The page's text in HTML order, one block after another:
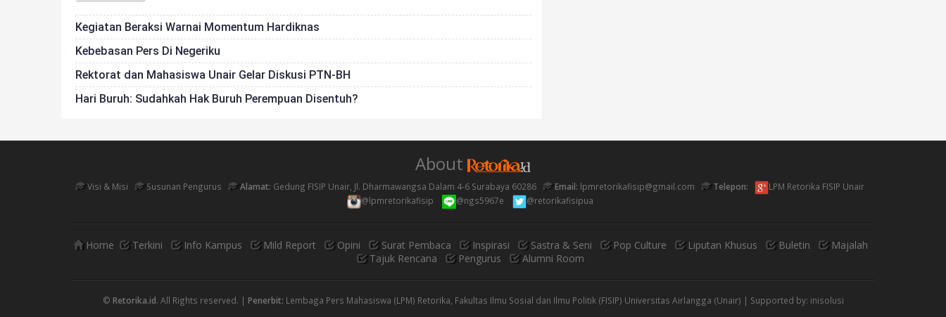
Kegiatan Beraksi Warnai Momentum Hardiknas
Kebebasan Pers Di Negeriku
Rektorat dan Mahasiswa Unair Gelar Diskusi PTN-BH
Hari Buruh: Sudahkah Hak Buruh Perempuan Disentuh?
About
Visi & Misi Susunan Pengurus Alamat: Gedung FISIP Unair, Jl. Dharmawangsa Dalam 4-6 Surabaya 60286 Email: lpmretorikafisip@gmail.com Telepon:
LPM Retorika FISIP Unair
@lpmretorikafisip
@ngs5967e @retorikafisipua
Home Terkini Info Kampus Mild Report Opini Surat Pembaca Inspirasi Sastra & Seni Pop Culture Liputan Khusus Buletin
Majalah
Tajuk Rencana
Pengurus Alumni Room
© Retorika.id. All Rights reserved. | Penerbit: Lembaga Pers Mahasiswa (LPM) Retorika, Fakultas Ilmu Sosial dan Ilmu Politik (FISIP) Universitas Airlangga (Unair) | Supported by: inisolusi